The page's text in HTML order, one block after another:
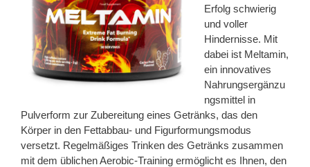
Erfolg schwierig
und voller
Hindernisse. Mit
dabei ist Meltamin,
ein innovatives
Nahrungsergänzu
ngsmittel in
Pulverform zur Zubereitung eines Getränks, das den
Körper in den Fettabbau- und Figurformungsmodus
versetzt. Regelmäßiges Trinken des Getränks zusammen
mit dem üblichen Aerobic-Training ermöglicht es Ihnen, den